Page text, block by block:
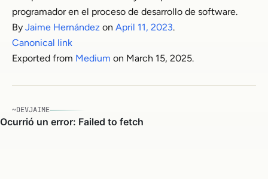
programador en el proceso de desarrollo de software.
By Jaime Hernández on April 11, 2023.
Canonical link
Exported from Medium on March 15, 2025.
~DEVJAIME